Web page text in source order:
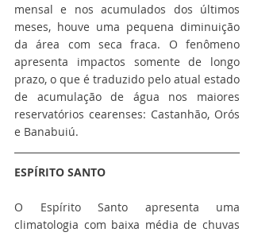
mensal e nos acumulados dos últimos
meses, houve uma pequena diminuição
da área com seca fraca. O fenômeno
apresenta impactos somente de longo
prazo, o que é traduzido pelo atual estado
de acumulação de água nos maiores
reservatórios cearenses: Castanhão, Orós
e Banabuiú.
ESPÍRITO SANTO
O Espírito Santo apresenta uma
climatologia com baixa média de chuvas